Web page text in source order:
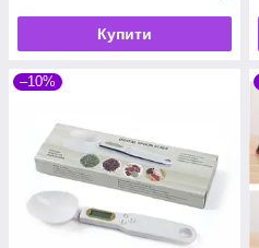
Купити
–10%